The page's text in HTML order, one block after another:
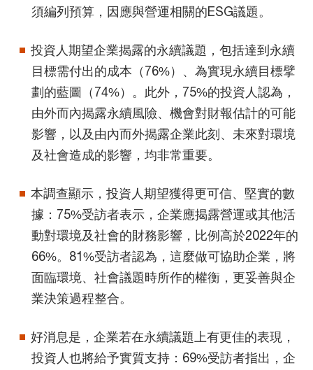
須編列預算，因應與營運相關的ESG議題。
投資人期望企業揭露的永續議題，包括達到永續
目標需付出的成本（76%）、為實現永續目標擘
劃的藍圖（74%）。此外，75%的投資人認為，
由外而內揭露永續風險、機會對財報估計的可能
影響，以及由內而外揭露企業此刻、未來對環境
及社會造成的影響，均非常重要。
本調查顯示，投資人期望獲得更可信、堅實的數
據：75%受訪者表示，企業應揭露營運或其他活
動對環境及社會的財務影響，比例高於2022年的
66%。81%受訪者認為，這麼做可協助企業，將
面臨環境、社會議題時所作的權衡，更妥善與企
業決策過程整合。
好消息是，企業若在永續議題上有更佳的表現，
投資人也將給予實質支持：69%受訪者指出，企